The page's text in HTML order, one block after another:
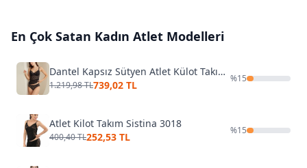
En Çok Satan Kadın Atlet Modelleri
Dantel Kapsız Sütyen Atlet Külot Takımı NBB 4829
1.219,98 TL739,02 TL
%15
Atlet Kilot Takım Sistina 3018
400,40 TL252,53 TL
%15